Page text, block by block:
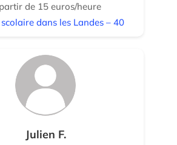
de 15 euros/heure
dans les Landes – 40
Julien F.